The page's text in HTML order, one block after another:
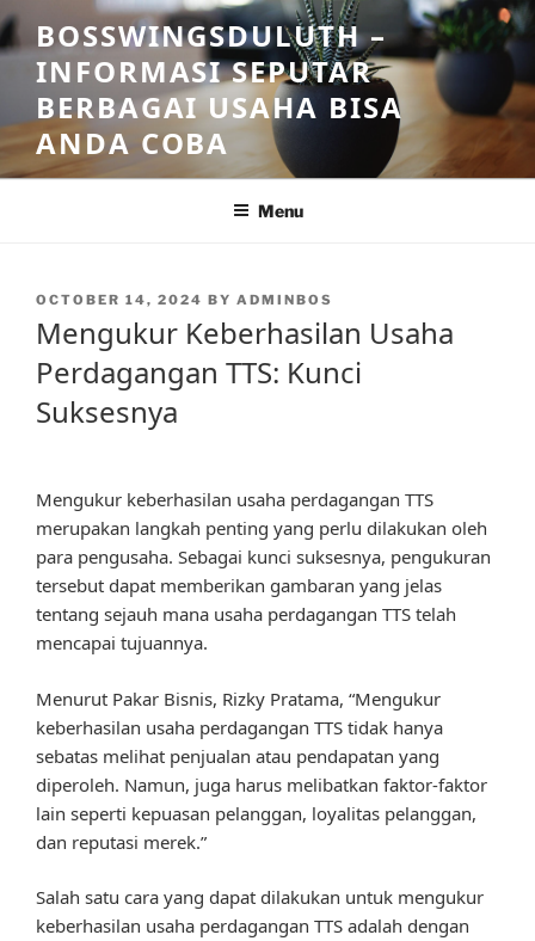
Skip
to
content
BOSSWINGSDULUTH –
INFORMASI SEPUTAR
BERBAGAI USAHA BISA
ANDA COBA
Menu
POSTED
OCTOBER 14, 2024 BY ADMINBOS
Mengukur Keberhasilan Usaha
Perdagangan TTS: Kunci
Suksesnya
Mengukur keberhasilan usaha perdagangan TTS
merupakan langkah penting yang perlu dilakukan oleh
para pengusaha. Sebagai kunci suksesnya, pengukuran
tersebut dapat memberikan gambaran yang jelas
tentang sejauh mana usaha perdagangan TTS telah
mencapai tujuannya.
Menurut Pakar Bisnis, Rizky Pratama, “Mengukur
keberhasilan usaha perdagangan TTS tidak hanya
sebatas melihat penjualan atau pendapatan yang
diperoleh. Namun, juga harus melibatkan faktor-faktor
lain seperti kepuasan pelanggan, loyalitas pelanggan,
dan reputasi merek.”
Salah satu cara yang dapat dilakukan untuk mengukur
keberhasilan usaha perdagangan TTS adalah dengan